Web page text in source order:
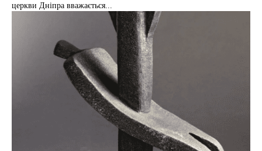
церкви Дніпра вважається...